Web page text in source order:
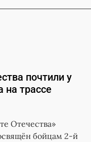
почтили у
на трассе
Отечества»
бойцам 2-й